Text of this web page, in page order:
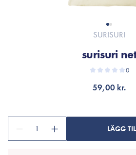
SURISURI
surisuri net
0
59,00 kr.
1 LÄGG